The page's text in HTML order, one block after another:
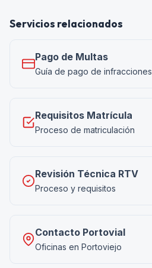
Servicios relacionados
Pago de Multas
Guía de pago de infracciones
Requisitos Matrícula
Proceso de matriculación
Revisión Técnica RTV
Proceso y requisitos
Contacto Portovial
Oficinas en Portoviejo